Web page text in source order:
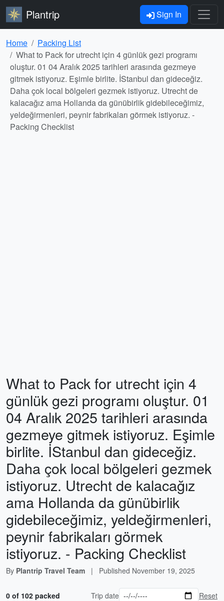
Plantrip Sign In
Home
Packing List
What to Pack for utrecht için 4 günlük gezi programı
oluştur. 01 04 Aralık 2025 tarihleri arasında gezmeye
gitmek istiyoruz. Eşimle birlite. İStanbul dan gideceğiz.
Daha çok local bölgeleri gezmek istiyoruz. Utrecht de
kalacağız ama Hollanda da günübirlik gidebileceğimiz,
yeldeğirmenleri, peynir fabrikaları görmek istiyoruz. -
Packing Checklist
What to Pack for utrecht için 4
günlük gezi programı oluştur. 01
04 Aralık 2025 tarihleri arasında
gezmeye gitmek istiyoruz. Eşimle
birlite. İStanbul dan gideceğiz.
Daha çok local bölgeleri gezmek
istiyoruz. Utrecht de kalacağız
ama Hollanda da günübirlik
gidebileceğimiz, yeldeğirmenleri,
peynir fabrikaları görmek
istiyoruz. - Packing Checklist
By Plantrip Travel Team | Published November 19, 2025
0 of 102 packed Trip date Reset